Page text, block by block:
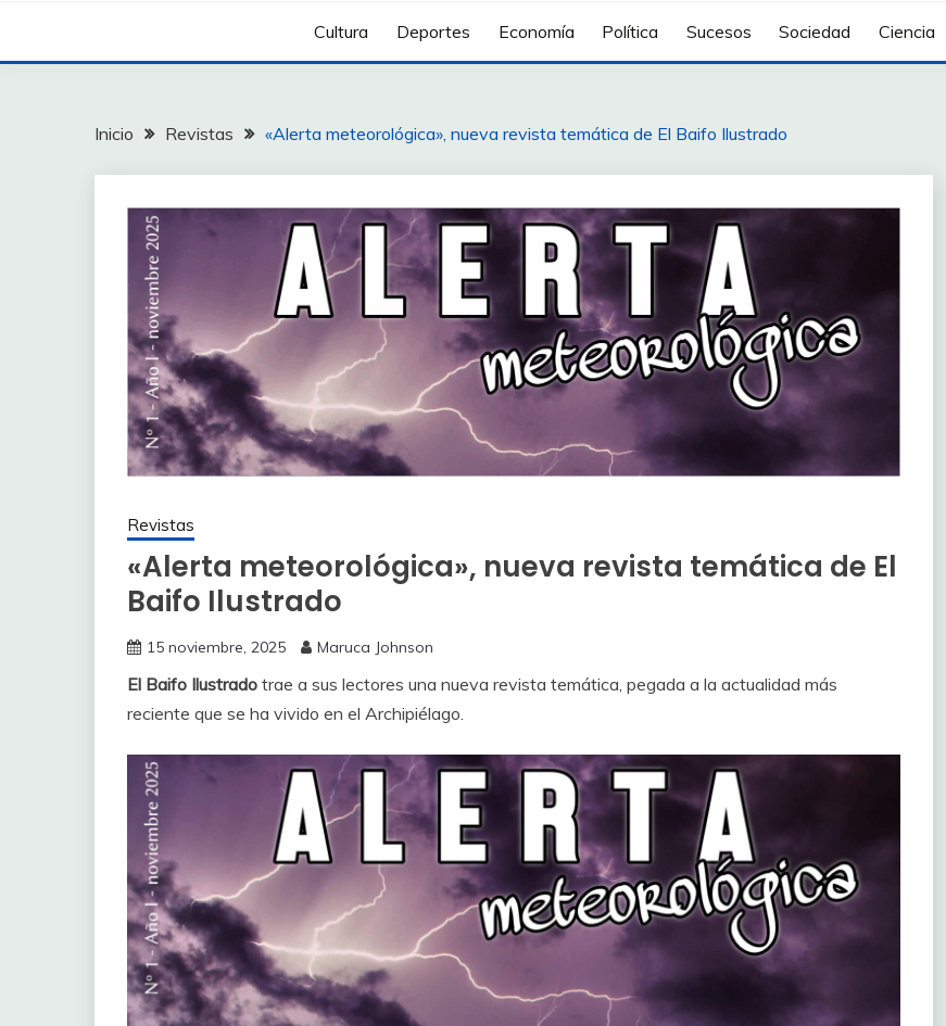
Cultura Deportes Economía Política Sucesos Sociedad Ciencia
Inicio Revistas «Alerta meteorológica», nueva revista temática de El Baifo Ilustrado
Revistas
«Alerta meteorológica», nueva revista temática de El
Baifo Ilustrado
15 noviembre, 2025 Maruca Johnson
El Baifo Ilustrado trae a sus lectores una nueva revista temática, pegada a la actualidad más
reciente que se ha vivido en el Archipiélago.